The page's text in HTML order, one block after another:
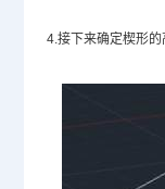
4.接下来确定楔形